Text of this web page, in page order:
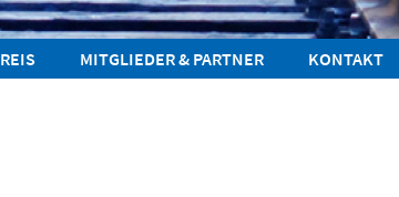
MITGLIEDER & PARTNER KONTAKT